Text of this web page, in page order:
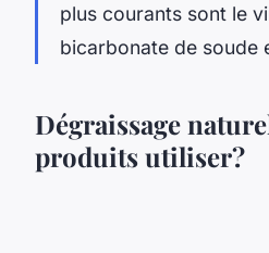
plus courants sont le
bicarbonate de soude
Dégraissage
produits utiliser?